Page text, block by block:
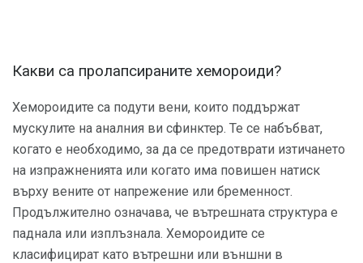
Какви са пролапсираните хемороиди?
Хемороидите са подути вени, които поддържат
мускулите на аналния ви сфинктер. Те се набъбват,
когато е необходимо, за да се предотврати изтичането
на изпражненията или когато има повишен натиск
върху вените от напрежение или бременност.
Продължително означава, че вътрешната структура е
паднала или изплъзнала. Хемороидите се
класифицират като вътрешни или външни в